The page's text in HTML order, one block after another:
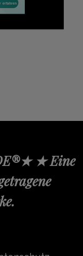
★ Eine